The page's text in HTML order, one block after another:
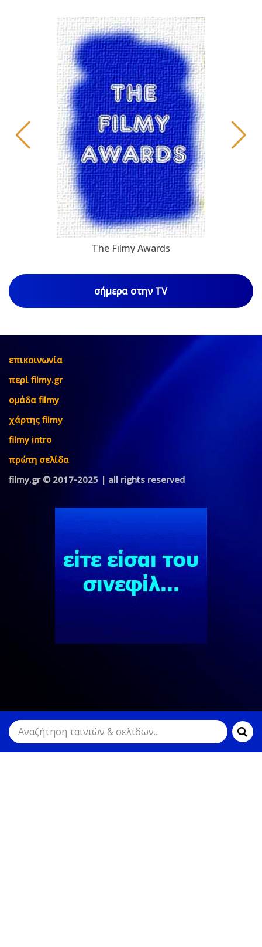
The Filmy Awards
σήμερα στην TV
επικοινωνία
περί filmy.gr
ομάδα filmy
χάρτης filmy
filmy intro
πρώτη σελίδα
filmy.gr © 2017-2025 | all rights reserved